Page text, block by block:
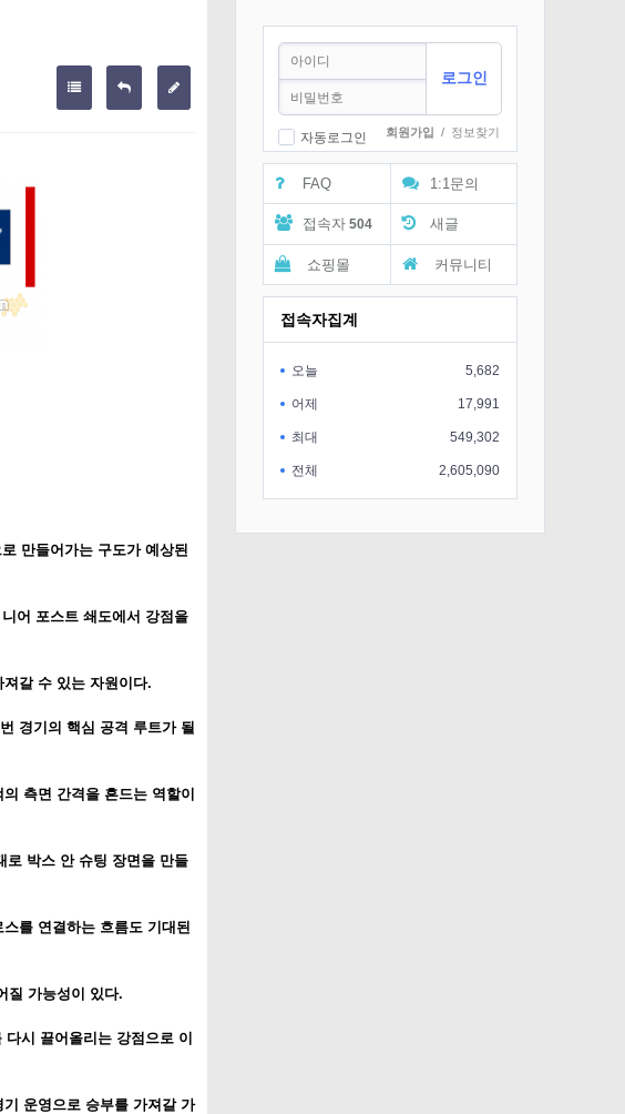
만들어가는 구도가 예상된
어 포스트 쇄도에서 강점을
갈 수 있는 자원이다.
경기의 핵심 공격 루트가 될
측면 간격을 흔드는 역할이
로 박스 안 슈팅 장면을 만들
를 연결하는 흐름도 기대된
질 가능성이 있다.
시 끌어올리는 강점으로 이
운영으로 승부를 가져갈 가
자동로그인 회원가입 / 정보찾기
FAQ 1:1문의
접속자 504 새글
쇼핑몰 커뮤니티
접속자집계
오늘 5,682
어제 17,991
최대 549,302
전체 2,605,090